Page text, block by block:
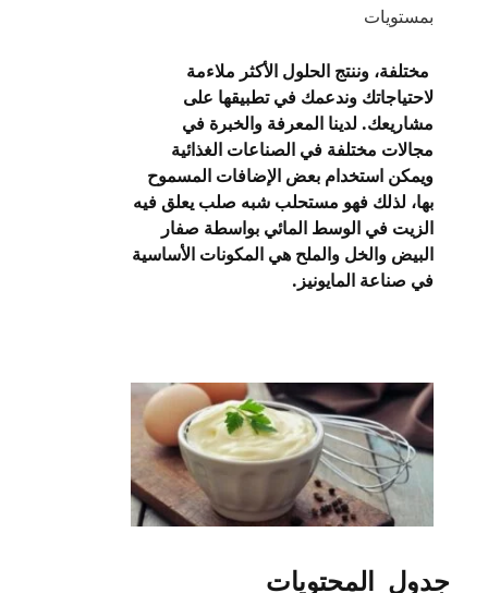
بمستويات
مختلفة، وننتج الحلول الأكثر ملاءمة
لاحتياجاتك وندعمك في تطبيقها على
مشاريعك. لدينا المعرفة والخبرة في
مجالات مختلفة في الصناعات الغذائية
ويمكن استخدام بعض الإضافات المسموح
بها، لذلك فهو مستحلب شبه صلب يعلق فيه
الزيت في الوسط المائي بواسطة صفار
البيض والخل والملح هي المكونات الأساسية
في صناعة المايونيز.
جدول المحتويات